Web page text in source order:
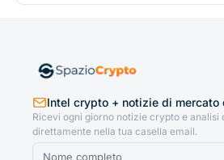
Intel crypto + notizie di mercato
Ricevi ogni giorno notizie crypto e analisi
direttamente nella tua casella email.